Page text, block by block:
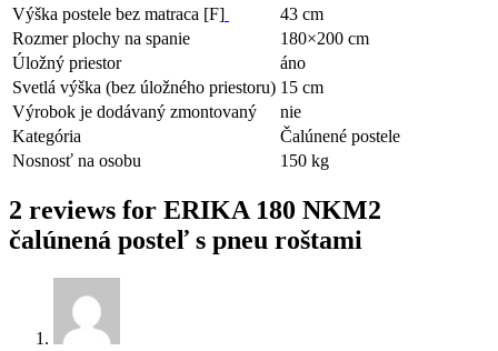
Výška postele bez matraca [F]
43 cm
Rozmer plochy na spanie
180×200 cm
Úložný priestor
áno
Svetlá výška (bez úložného priestoru) 15 cm
Výrobok je dodávaný zmontovaný
nie
Kategória
Čalúnené postele
Nosnosť na osobu
150 kg
2 reviews for ERIKA 180 NKM2
čalúnená posteľ s pneu roštami